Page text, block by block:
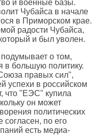
и военные базы.
Чубайса в начале
в Приморском крае.
радости Чубайса,
и был уволен.
о том,
в большую политику.
правых сил",
успехи в российском
что "ЕЭС" купила
он может
политических
согласен, по его
есть медиа-